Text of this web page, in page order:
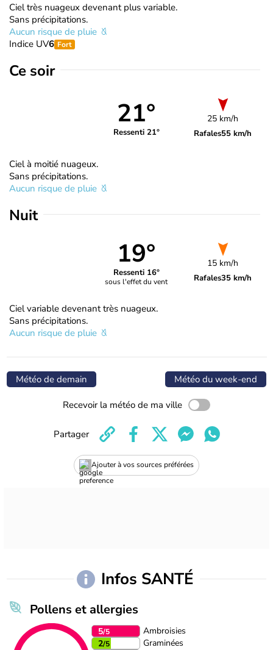
Ciel très nuageux devenant plus variable.
Sans précipitations.
Aucun risque de pluie
Indice UV6 Fort
Ce soir
21°
Ressenti 21°
25 km/h
Rafales55 km/h
Ciel à moitié nuageux.
Sans précipitations.
Aucun risque de pluie
Nuit
19°
Ressenti 16°
sous l'effet du vent
15 km/h
Rafales35 km/h
Ciel variable devenant très nuageux.
Sans précipitations.
Aucun risque de pluie
Météo de demain Météo du week-end
Recevoir la météo de ma ville
Ajouter à vos sources préférées
Partager
Infos SANTÉ
Pollens et allergies
5/5
Ambroisies
2/5
Graminées